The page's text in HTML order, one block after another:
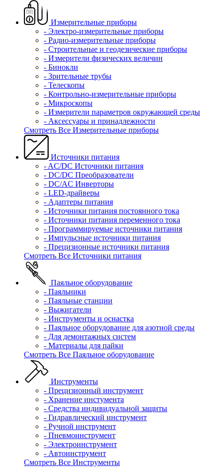
Измерительные приборы
- Электро-измерительные приборы
- Радио-измерительные приборы
- Строительные и геодезические приборы
- Измерители физических величин
- Бинокли
- Зрительные трубы
- Телескопы
- Контрольно-измерительные приборы
- Микроскопы
- Измерители параметров окружающей среды
- Аксессуары и принадлежности
Смотреть Все Измерительные приборы
Источники питания
- AC/DC Источники питания
- DC/DC Преобразователи
- DC/AC Инверторы
- LED-драйверы
- Адаптеры питания
- Источники питания постоянного тока
- Источники питания переменного тока
- Программируемые источники питания
- Импульсные источники питания
- Прецизионные источники питания
Смотреть Все Источники питания
Паяльное оборудование
- Паяльники
- Паяльные станции
- Выжигатели
- Инструменты и оснастка
- Паяльное оборудование для азотной среды
- Для демонтажных систем
- Материалы для пайки
Смотреть Все Паяльное оборудование
Инструменты
- Прецизионный инструмент
- Хранение инстумента
- Средства индивидуальной защиты
- Гидравлический инструмент
- Ручной инструмент
- Пневмоинструмент
- Электроинструмент
- Автоинструмент
Смотреть Все Инструменты